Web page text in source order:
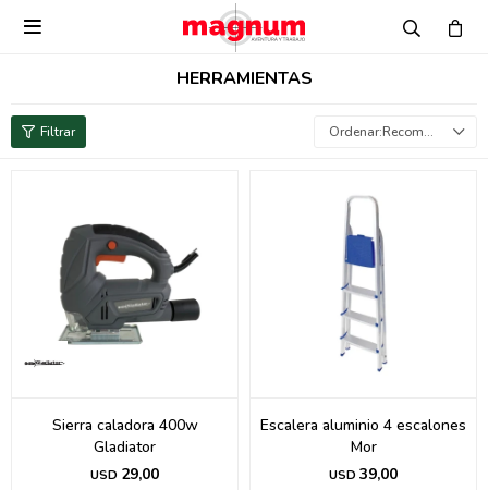

HERRAMIENTAS
Recomendados
Sierra caladora 400w
Gladiator
USD 29,00
Escalera aluminio 4 escalones
Mor
USD 39,00